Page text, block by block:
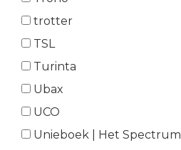
trotter
TSL
Turinta
Ubax
UCO
Unieboek | Het Spectrum